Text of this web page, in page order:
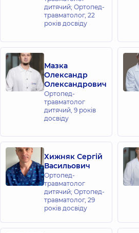
Медичний
Центр
«Добробут»
для всієї
родини в
Голосієві
вул.
Самійла
Кішки
(Маршала
Конєва), 10/1,
м. Київ
Центр
«Добробут»
для всієї
родини на
Софіївській
Борщагівці
вул.
дитячий; Ортопед-
травматолог, 22
років досвіду
Мазка
Олександр
Олександрович
Ортопед-
травматолог
дитячий, 9 років
досвіду
Хижняк Сергій
Васильович
Ортопед-
травматолог
дитячий; Ортопед-
травматолог, 29
років досвіду